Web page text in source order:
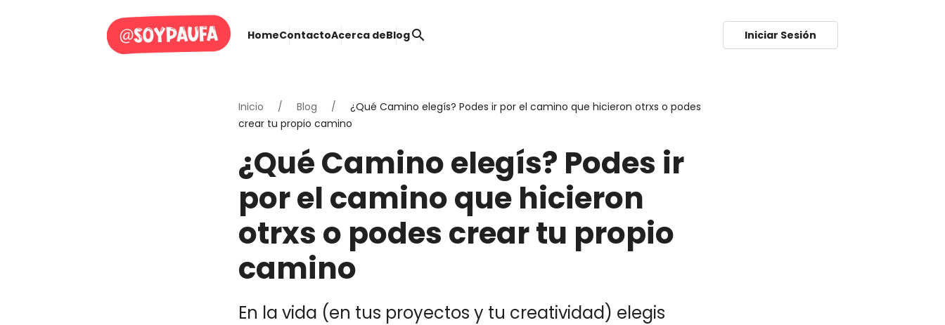
HomeContactoAcerca deBlogsearch Iniciar Sesión
Inicio Blog
¿Qué Camino elegís? Podes ir por el camino que hicieron otrxs o podes
crear tu propio camino
¿Qué Camino elegís? Podes ir
por el camino que hicieron
otrxs o podes crear tu propio
camino
En la vida (en tus proyectos y tu creatividad) elegis